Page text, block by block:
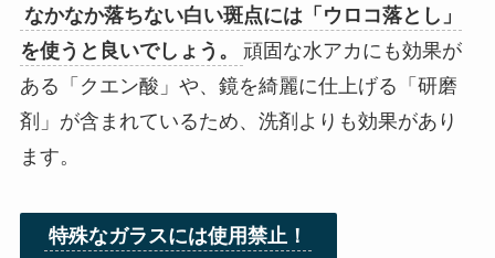
なかなか落ちない白い斑点には「ウロコ落とし」
を使うと良いでしょう。
頑固な水アカにも効果が
ある「クエン酸」や、鏡を綺麗に仕上げる「研磨
剤」が含まれているため、洗剤よりも効果があり
ます。
特殊なガラスには使用禁止！